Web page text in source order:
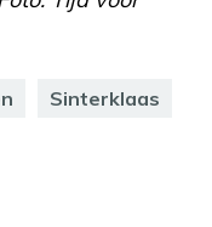
Sinterklaas